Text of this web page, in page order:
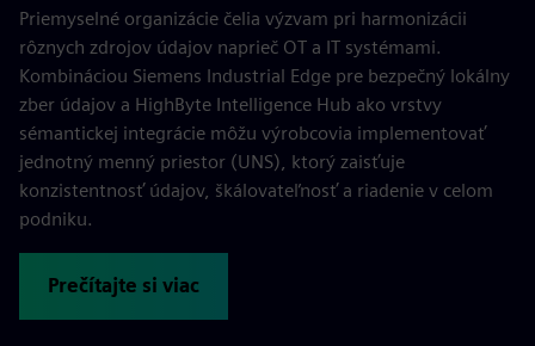
Priemyselné organizácie čelia výzvam pri harmonizácii
rôznych zdrojov údajov naprieč OT a IT systémami.
Kombináciou Siemens Industrial Edge pre bezpečný lokálny
zber údajov a HighByte Intelligence Hub ako vrstvy
sémantickej integrácie môžu výrobcovia implementovať
jednotný menný priestor (UNS), ktorý zaisťuje
konzistentnosť údajov, škálovateľnosť a riadenie v celom
podniku.
Prečítajte si viac